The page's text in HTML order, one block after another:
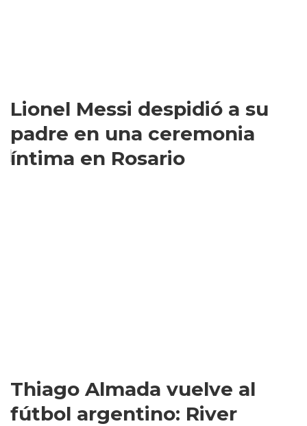
Lionel Messi despidió a su
padre en una ceremonia
íntima en Rosario
Thiago Almada vuelve al
fútbol argentino: River